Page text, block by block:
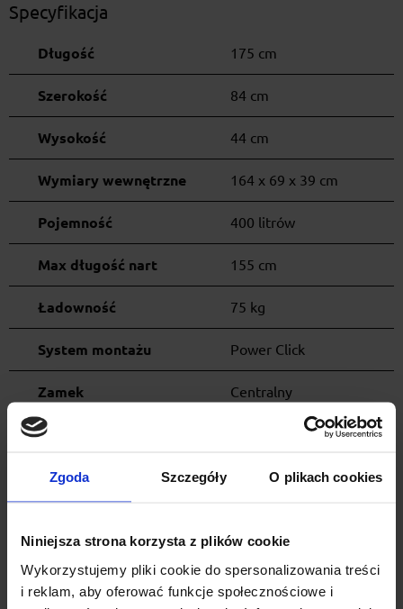
Zgoda Szczegóły O plikach cookies
Niniejsza strona korzysta z plików cookie
Wykorzystujemy pliki cookie do spersonalizowania treści
i reklam, aby oferować funkcje społecznościowe i
Specyfikacja
Długość 175 cm
Szerokość 84 cm
Wysokość 44 cm
Wymiary wewnętrzne 164 x 69 x 39 cm
Pojemność 400 litrów
Max długość nart 155 cm
Ładowność 75 kg
System montażu Power Click
Zamek Centralny
Otwieranie Obustronne
Pokrowic w zestawie zamiennik
kod EAN 197074565860